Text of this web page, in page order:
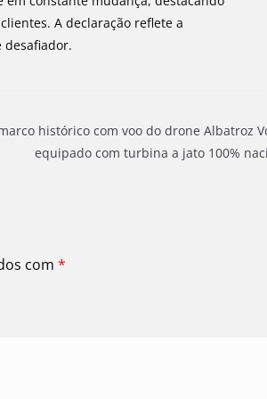
A declaração reflete a
desafiador.
histórico com voo do drone Albatroz
equipado com turbina a jato 100%
com *